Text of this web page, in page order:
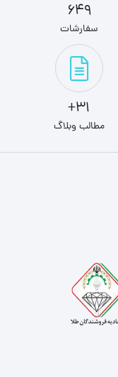
649
سفارشات
31+
مطالب وبلاگ